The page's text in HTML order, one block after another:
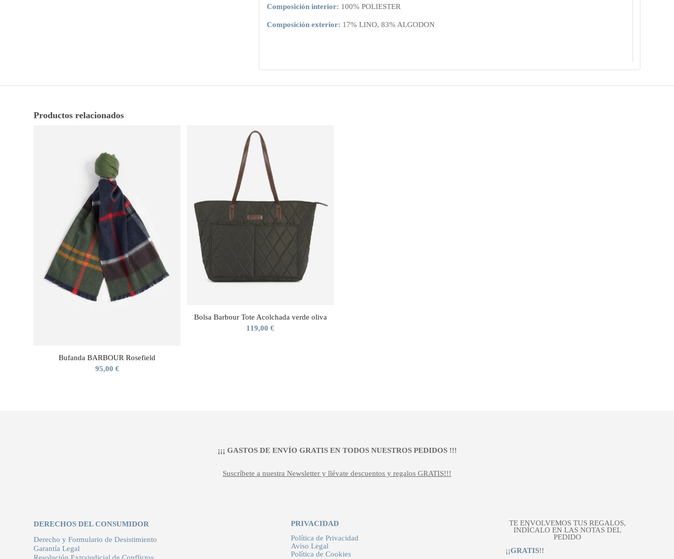
Composición interior: 100% POLIESTER
Composición exterior: 17% LINO, 83% ALGODON
Productos relacionados
Bufanda BARBOUR Rosefield
95,00 €
Bolsa Barbour Tote Acolchada verde oliva
119,00€
¡¡¡ GASTOS DE ENVÍO GRATIS EN TODOS NUESTROS PEDIDOS !!!
Suscríbete a nuestra Newsletter y llévate descuentos y regalos GRATIS!!!
DERECHOS DEL CONSUMIDOR
Derecho y Formulario de Desistimiento
Garantía Legal
PRIVACIDAD
Política de Privacidad
Aviso Legal
Política de Cookies
TE ENVOLVEMOS TUS REGALOS,
INDÍCALO EN LAS NOTAS DEL
PEDIDO
¡¡GRATIS!!